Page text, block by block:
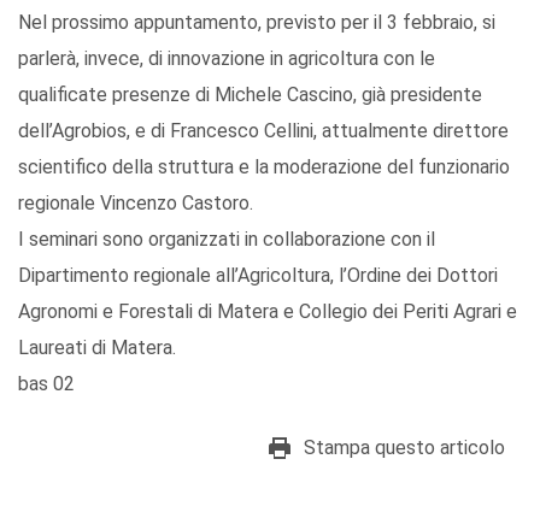
Nel prossimo appuntamento, previsto per il 3 febbraio, si
parlerà, invece, di innovazione in agricoltura con le
qualificate presenze di Michele Cascino, già presidente
dell’Agrobios, e di Francesco Cellini, attualmente direttore
scientifico della struttura e la moderazione del funzionario
regionale Vincenzo Castoro.
I seminari sono organizzati in collaborazione con il
Dipartimento regionale all’Agricoltura, l’Ordine dei Dottori
Agronomi e Forestali di Matera e Collegio dei Periti Agrari e
Laureati di Matera.
bas 02
Stampa questo articolo